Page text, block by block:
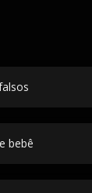
bebê